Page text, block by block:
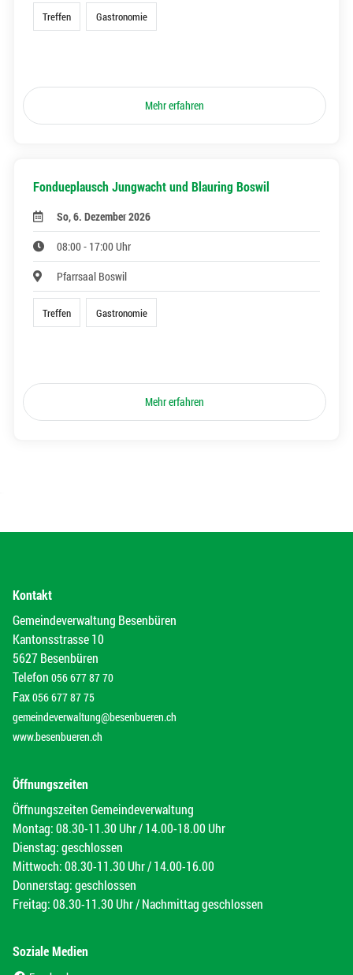
Treffen Gastronomie
Mehr erfahren
Fondueplausch Jungwacht und Blauring Boswil
So, 6. Dezember 2026
08:00 - 17:00 Uhr
Pfarrsaal Boswil
Treffen Gastronomie
Mehr erfahren
Kontakt
Gemeindeverwaltung Besenbüren
Kantonsstrasse 10
5627 Besenbüren
Telefon 056 677 87 70
Fax056 677 87 75
gemeindeverwaltung@besenbueren.ch
www.besenbueren.ch
Öffnungszeiten
Öffnungszeiten Gemeindeverwaltung
Montag: 08.30-11.30 Uhr / 14.00-18.00 Uhr
Dienstag: geschlossen
Mittwoch: 08.30-11.30 Uhr / 14.00-16.00
Donnerstag: geschlossen
Freitag: 08.30-11.30 Uhr / Nachmittag geschlossen
Soziale Medien